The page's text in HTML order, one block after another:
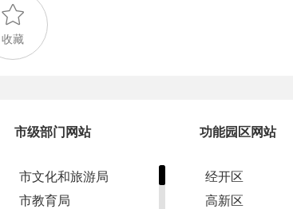
收藏
市级部门网站 功能园区网站
市文化和旅游局
市教育局
经开区
高新区